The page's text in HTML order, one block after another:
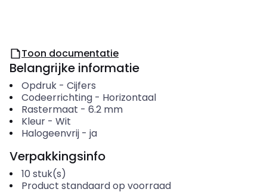
Toon documentatie
Belangrijke informatie
Opdruk- Cijfers
Codeerrichting- Horizontaal
Rastermaat - 6.2 mm
Kleur- Wit
Halogeenvrij- ja
Verpakkingsinfo
10 stuk(s)
Product standaard op voorraad